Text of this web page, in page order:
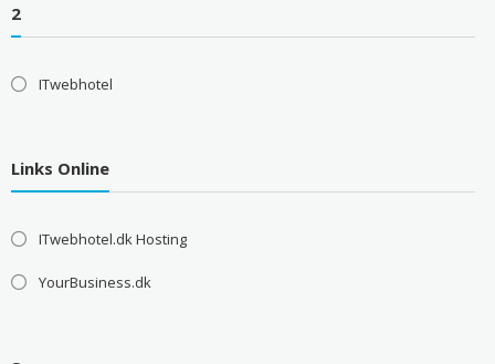
2
ITwebhotel
Links Online
ITwebhotel.dk Hosting
YourBusiness.dk